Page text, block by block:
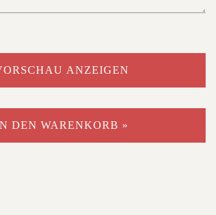
ANZEIGEN
DEN WARENKORB »